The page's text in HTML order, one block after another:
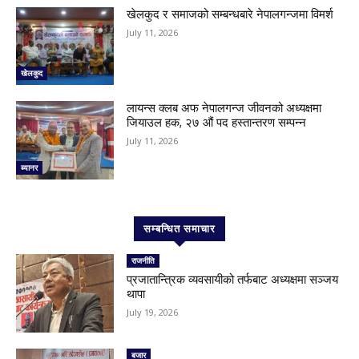
खेलकुद
खेलकुद र समाजको सम्बन्धबारे नेपालगन्जमा विमर्श
July 11, 2026
ब्यानर
लायन्स क्लब अफ नेपालगन्ज जीवनको अध्यक्षमा
जियाउल हक, २७ औं पद हस्तान्तरण सम्पन्न
July 11, 2026
सम्बन्धित समाचार
राजनीति
प्रजातान्त्रिक व्यवसायीको तर्फबाट अध्यक्षमा सञ्जय
थापा
July 19, 2026
बजार